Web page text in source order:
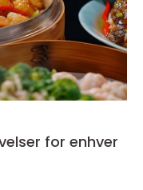
for enhver